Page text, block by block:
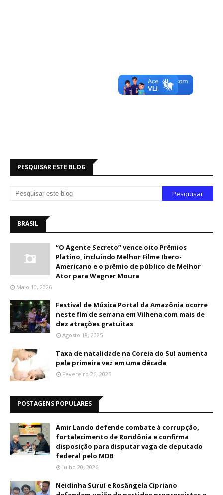
PESQUISAR ESTE BLOG
BRASIL
“O Agente Secreto” vence oito Prêmios
Platino, incluindo Melhor Filme Ibero-
Americano e o prêmio de público de Melhor
Ator para Wagner Moura
Maio 10, 2026
Festival de Música Portal da Amazônia ocorre
neste fim de semana em Vilhena com mais de
dez atrações gratuitas
Agosto 18, 2025
Taxa de natalidade na Coreia do Sul aumenta
pela primeira vez em uma década
Fevereiro 26, 2025
POSTAGENS POPULARES
Amir Lando defende combate à corrupção,
fortalecimento de Rondônia e confirma
disposição para disputar vaga de deputado
federal pelo MDB
Julho 20, 2026
Neidinha Suruí e Rosângela Cipriano